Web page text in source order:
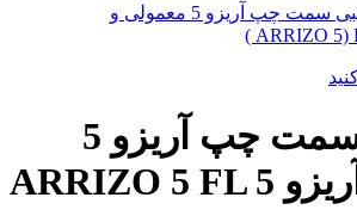
آینه جانبی سمت چپ آریزو 5
معمولی و آریزو 5 ARRIZO 5 FL